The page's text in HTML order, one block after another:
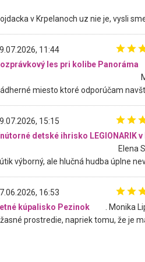
11:44
les pri kolibe Panoráma
15:15
Elena
16:53
kúpalisko Pezinok
. Monika